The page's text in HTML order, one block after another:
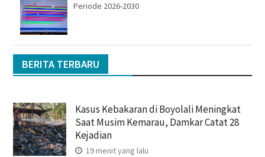
Periode 2026-2030
BERITA TERBARU
Kasus Kebakaran di Boyolali Meningkat
Saat Musim Kemarau, Damkar Catat 28
Kejadian
19 menit yang lalu